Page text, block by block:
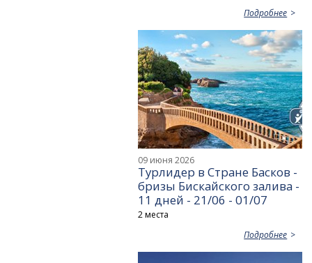
Подробнее
09 июня 2026
Турлидер в Стране Басков -
бризы Бискайского залива -
11 дней - 21/06 - 01/07
2 места
Подробнее